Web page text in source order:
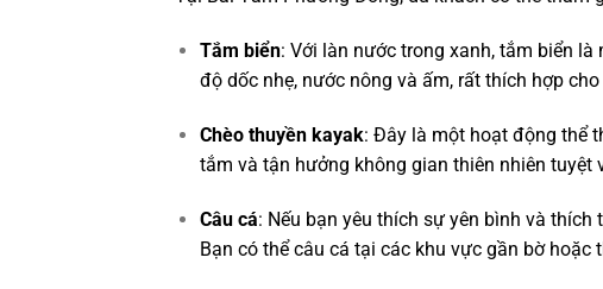
Tắm biển: Với làn nước trong xanh, tắm biển
độ dốc nhẹ, nước nông và ấm, rất thích hợp
Chèo thuyền kayak: Đây là một hoạt động thể
tắm và tận hưởng không gian thiên nhiên tuyệt
Câu cá: Nếu bạn yêu thích sự yên bình và
Bạn có thể câu cá tại các khu vực gần bờ